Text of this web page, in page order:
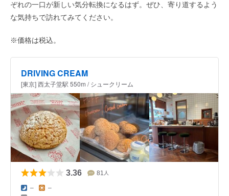
ぞれの一口が新しい気分転換になるはず。ぜひ、寄り道するよう
な気持ちで訪れてみてください。
※価格は税込。
DRIVING CREAM
[東京] 西太子堂駅 550m / シュークリーム
3.36 81 人
– –